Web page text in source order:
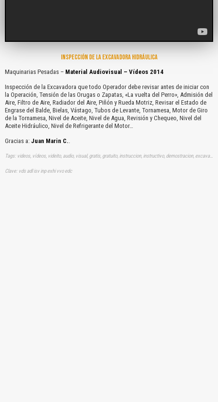
INSPECCIÓN DE LA EXCAVADORA HIDRÁULICA
Maquinarias Pesadas – Material Audiovisual – Vídeos 2014
Inspección de la Excavadora que todo Operador debe revisar antes de iniciar con
la Operación, Tensión de las Orugas o Zapatas, «La vuelta del Perro», Admisión del
Aire, Filtro de Aire, Radiador del Aire, Piñón y Rueda Motriz, Revisar el Estado de
Engrase del Balde, Bielas, Vástago, Tubos de Levante, Tornamesa, Motor de Giro
de la Tornamesa, Nivel de Aceite, Nivel de Agua, Revisión y Chequeo, Nivel del
Aceite Hidráulico, Nivel de Refrigerante del Motor…
Gracias a: Juan Marin C..
Tags: videos, vídeos, videito, audio, visual, gratis, gratuito, instruccion, instructivo, demostracion, excavadoras, orugas, inspeccion, inspeccionando
Clave: vds adl isv inp exhi vvo edc